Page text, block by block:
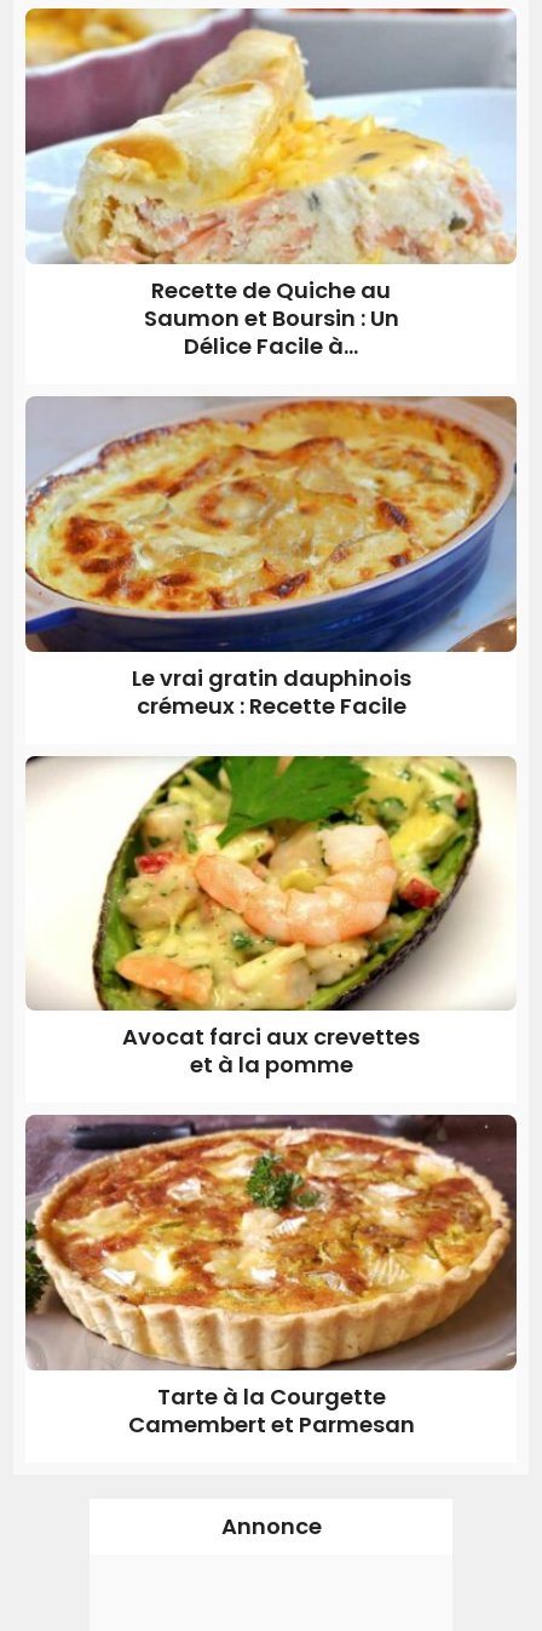
Recette de Quiche au
Saumon et Boursin : Un
Délice Facile à...
Le vrai gratin dauphinois
crémeux : Recette Facile
Avocat farci aux crevettes
et à la pomme
Tarte à la Courgette
Camembert et Parmesan
Annonce